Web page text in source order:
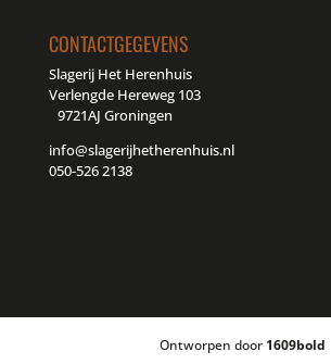
CONTACTGEGEVENS
Slagerij Het Herenhuis
Verlengde Hereweg 103
9721AJ Groningen
info@slagerijhetherenhuis.nl
050-526 2138
Ontworpen door 1609bold